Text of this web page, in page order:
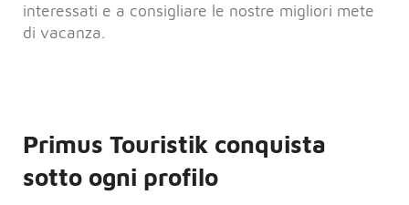
interessati e a consigliare le nostre migliori mete
di vacanza.
Primus Touristik conquista
sotto ogni profilo